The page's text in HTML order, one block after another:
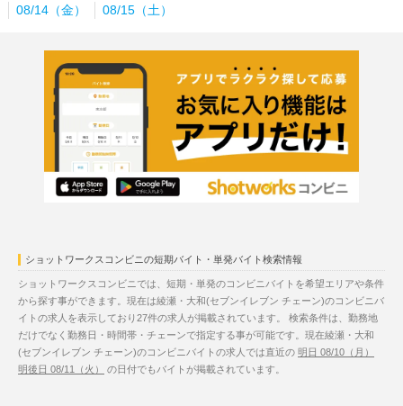
08/14（金）
08/15（土）
ショットワークスコンビニの短期バイト・単発バイト検索情報
ショットワークスコンビニでは、短期・単発のコンビニバイトを希望エリアや条件
から探す事ができます。現在は綾瀬・大和(セブンイレブン チェーン)のコンビニバ
イトの求人を表示しており27件の求人が掲載されています。 検索条件は、勤務地
だけでなく勤務日・時間帯・チェーンで指定する事が可能です。現在綾瀬・大和
(セブンイレブン チェーン)のコンビニバイトの求人では直近の 明日 08/10（月）
明後日 08/11（火）
の日付でもバイトが掲載されています。